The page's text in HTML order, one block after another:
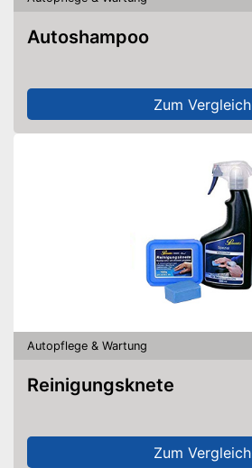
Autoshampoo
Zum Vergleich
Autopflege & Wartung
Reinigungsknete
Zum Vergleich